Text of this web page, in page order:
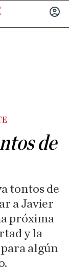
de
tontos de
a Javier
próxima
y la
algún